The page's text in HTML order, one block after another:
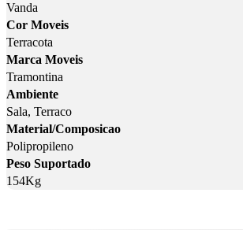
Vanda
Cor Moveis
Terracota
Marca Moveis
Tramontina
Ambiente
Sala, Terraco
Material/Composicao
Polipropileno
Peso Suportado
154Kg